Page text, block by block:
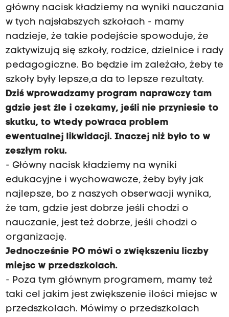
główny nacisk kładziemy na wyniki nauczania
w tych najsłabszych szkołach - mamy
nadzieje, że takie podejście spowoduje, że
zaktywizują się szkoły, rodzice, dzielnice i rady
pedagogiczne. Bo będzie im zależało, żeby te
szkoły były lepsze,a da to lepsze rezultaty.
Dziś wprowadzamy program naprawczy tam
gdzie jest źle i czekamy, jeśli nie przyniesie to
skutku, to wtedy powraca problem
ewentualnej likwidacji. Inaczej niż było to w
zeszłym roku.
- Główny nacisk kładziemy na wyniki
edukacyjne i wychowawcze, żeby były jak
najlepsze, bo z naszych obserwacji wynika,
że tam, gdzie jest dobrze jeśli chodzi o
nauczanie, jest też dobrze, jeśli chodzi o
organizację.
Jednocześnie PO mówi o zwiększeniu liczby
miejsc w przedszkolach.
- Poza tym głównym programem, mamy też
taki cel jakim jest zwiększenie ilości miejsc w
przedszkolach. Mówimy o przedszkolach